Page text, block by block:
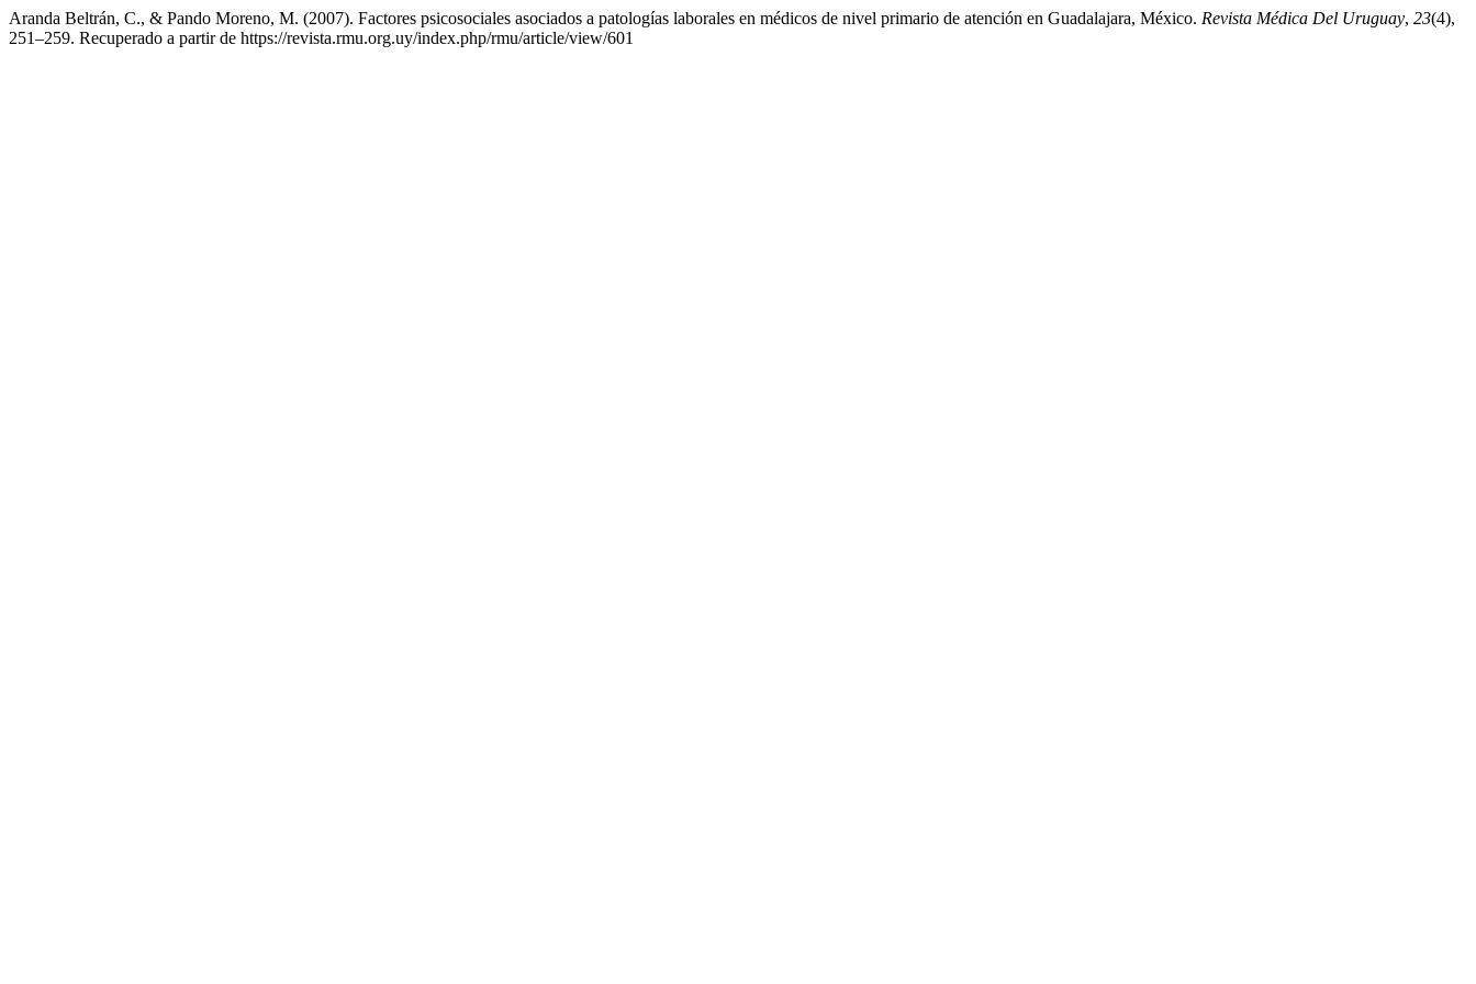
Aranda Beltrán, C., & Pando Moreno, M. (2007). Factores psicosociales asociados a patologías laborales en médicos de nivel primario de atención en Guadalajara, México. Revista Médica Del Uruguay, 23(4),
251–259. Recuperado a partir de https://revista.rmu.org.uy/index.php/rmu/article/view/601